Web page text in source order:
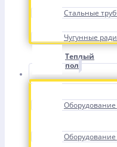
Стальные
Чугунные
Теплый
пол
Оборудование